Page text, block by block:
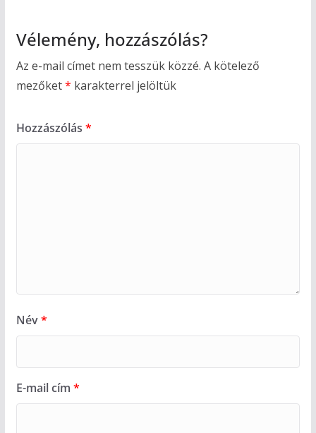
Vélemény, hozzászólás?
Az e-mail címet nem tesszük közzé. A kötelező
mezőket* karakterrel jelöltük
Hozzászólás *
Név*
E-mail cím *